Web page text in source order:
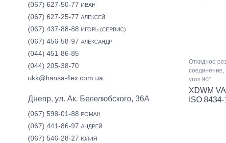
Откидное
соединение,
угол 90°
XDWM
ISO 8434-
(067) 627-50-77 ИВАН
(067) 627-25-77 АЛЕКСЕЙ
(067) 437-88-88 ИГОРЬ (СЕРВИС)
(067) 456-58-97 АЛЕКСАНДР
(044) 451-86-85
(044) 205-38-70
ukk@hansa-flex.com.ua
Днепр, ул. Ак. Белелюбского, 36А
(067) 598-01-88 РОМАН
(067) 441-86-97 АНДРЕЙ
(067) 546-28-27 ЮЛИЯ